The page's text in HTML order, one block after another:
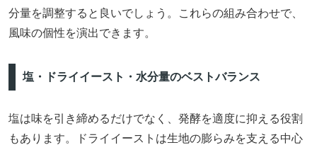
分量を調整すると良いでしょう。これらの組み合わせで、
風味の個性を演出できます。
塩・ドライイースト・水分量のベストバランス
塩は味を引き締めるだけでなく、発酵を適度に抑える役割
もあります。ドライイーストは生地の膨らみを支える中心